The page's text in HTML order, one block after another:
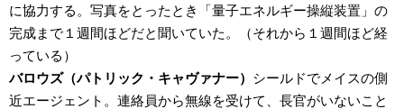
に協力する。写真をとったとき「量子エネルギー操縦装置」の
完成まで１週間ほどだと聞いていた。（それから１週間ほど経
っている）
バロウズ（パトリック・キャヴァナー） シールドでメイスの側
近エージェント。連絡員から無線を受けて、長官がいないこと